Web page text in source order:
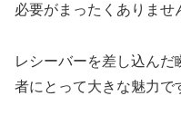
必要がまったくありませ
レシーバーを差し込ん
者にとって大きな魅力で